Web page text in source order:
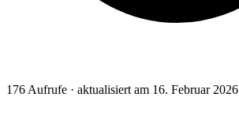
176 Aufrufe · aktualisiert am 16. Februar 2026